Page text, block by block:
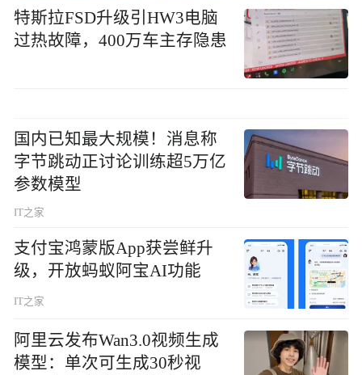
特斯拉FSD升级引HW3电脑
过热故障，400万车主存隐患
国内已知最大规模！消息称
字节跳动正讨论训练超5万亿
参数模型
IT之家
支付宝鸿蒙版App获尝鲜升
级，开放蚂蚁阿宝AI功能
IT之家
阿里云发布Wan3.0视频生成
模型：单次可生成30秒视